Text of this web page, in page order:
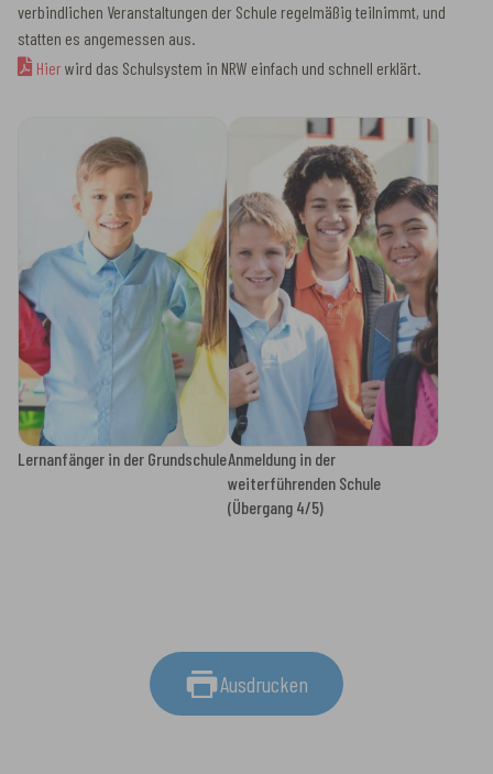
verbindlichen Veranstaltungen der Schule regelmäßig teilnimmt, und
statten es angemessen aus.
Hier wird das Schulsystem in NRW einfach und schnell erklärt.
Lernanfänger in der GrundschuleAnmeldung in der
weiterführenden Schule
(Übergang 4/5)
Ausdrucken